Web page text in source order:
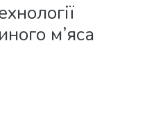
м’яса